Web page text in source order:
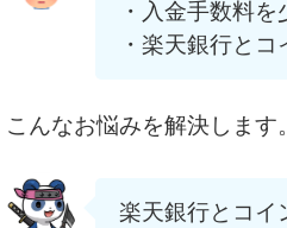
・入金手数料
・楽天銀行と
こんなお悩みを解決します。
楽天銀行とコイ